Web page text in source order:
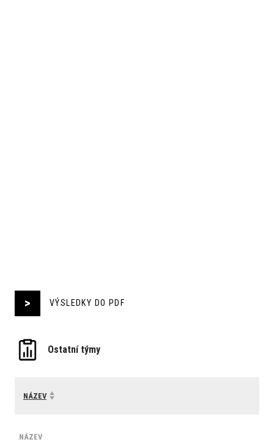
VÝSLEDKY DO PDF
Ostatní týmy
NÁZEV
NÁZEV